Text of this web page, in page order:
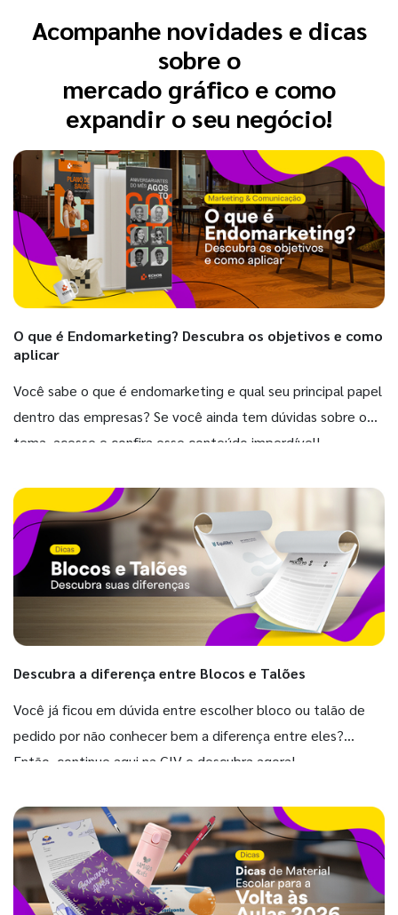
Acompanhe novidades e dicas
sobre o
mercado gráfico e como
expandir o seu negócio!
O que é Endomarketing? Descubra os objetivos e como
aplicar
Você sabe o que é endomarketing e qual seu principal papel
dentro das empresas? Se você ainda tem dúvidas sobre o
tema, acesse e confira esse conteúdo imperdível!
Descubra a diferença entre Blocos e Talões
Você já ficou em dúvida entre escolher bloco ou talão de
pedido por não conhecer bem a diferença entre eles?
Então, continue aqui na GIV e descubra agora!